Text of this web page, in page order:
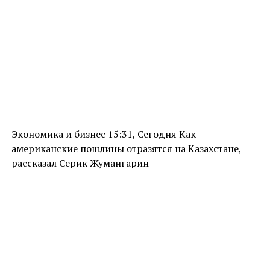
Экономика и бизнес 15:31, Сегодня Как
американские пошлины отразятся на Казахстане,
рассказал Серик Жумангарин